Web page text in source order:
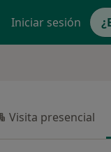
Iniciar sesión
presencial
Visita presencial